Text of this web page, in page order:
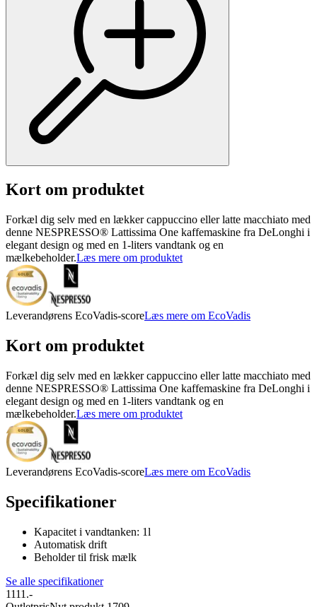
Kort om produktet
Forkæl dig selv med en lækker cappuccino eller latte macchiato med
denne NESPRESSO® Lattissima One kaffemaskine fra DeLonghi i
elegant design og med en 1-liters vandtank og en
mælkebeholder.Læs mere om produktet
Leverandørens EcoVadis-scoreLæs mere om EcoVadis
Kort om produktet
Forkæl dig selv med en lækker cappuccino eller latte macchiato med
denne NESPRESSO® Lattissima One kaffemaskine fra DeLonghi i
elegant design og med en 1-liters vandtank og en
mælkebeholder.Læs mere om produktet
Leverandørens EcoVadis-scoreLæs mere om EcoVadis
Specifikationer
Kapacitet i vandtanken: 1l
Automatisk drift
Beholder til frisk mælk
Se alle specifikationer
1111.-